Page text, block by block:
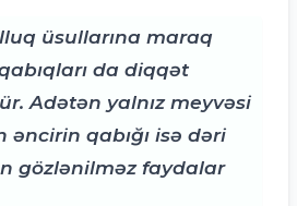
üsullarına maraq
da diqqət
Adətən yalnız meyvəsi
qabığı isə dəri
gözlənilməz faydalar